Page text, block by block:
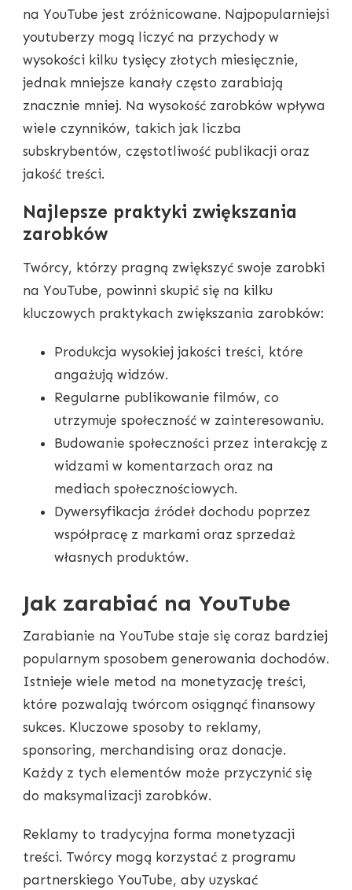
na YouTube jest zróżnicowane. Najpopularniejsi
youtuberzy mogą liczyć na przychody w
wysokości kilku tysięcy złotych miesięcznie,
jednak mniejsze kanały często zarabiają
znacznie mniej. Na wysokość zarobków wpływa
wiele czynników, takich jak liczba
subskrybentów, częstotliwość publikacji oraz
jakość treści.
Najlepsze praktyki zwiększania
zarobków
Twórcy, którzy pragną zwiększyć swoje zarobki
na YouTube, powinni skupić się na kilku
kluczowych praktykach zwiększania zarobków:
Produkcja wysokiej jakości treści, które
angażują widzów.
Regularne publikowanie filmów, co
utrzymuje społeczność w zainteresowaniu.
Budowanie społeczności przez interakcję z
widzami w komentarzach oraz na
mediach społecznościowych.
Dywersyfikacja źródeł dochodu poprzez
współpracę z markami oraz sprzedaż
własnych produktów.
Jak zarabiać na YouTube
Zarabianie na YouTube staje się coraz bardziej
popularnym sposobem generowania dochodów.
Istnieje wiele metod na monetyzację treści,
które pozwalają twórcom osiągnąć finansowy
sukces. Kluczowe sposoby to reklamy,
sponsoring, merchandising oraz donacje.
Każdy z tych elementów może przyczynić się
do maksymalizacji zarobków.
Reklamy to tradycyjna forma monetyzacji
treści. Twórcy mogą korzystać z programu
partnerskiego YouTube, aby uzyskać